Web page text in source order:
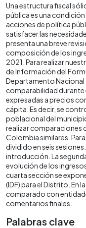
Una estructura fiscal
pública es una
acciones de política
satisfacer las
presenta una breve
composición de los
2021. Para realizar
de Información del
Departamento Nacional
comparabilidad durante
expresadas a precios
cápita. Es decir, se
poblacional del
realizar comparaciones
Colombia similares.
dividido en seis
introducción. La
evolución de los
cuarta sección se
(IDF) para el Distrito. En
comparado con
comentarios finales.
Palabras clave